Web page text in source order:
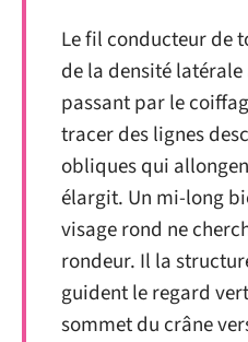
Le fil conducteur de
de la densité
passant par le
tracer des lignes
obliques qui
élargit. Un mi-long
visage rond ne
rondeur. Il la
guident le regard
sommet du crâne